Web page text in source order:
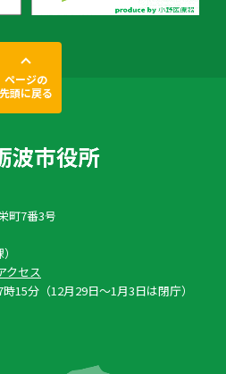
ページの
先頭に戻る
町7番3号
クセス
15分（12月29日〜1月3日は閉庁）